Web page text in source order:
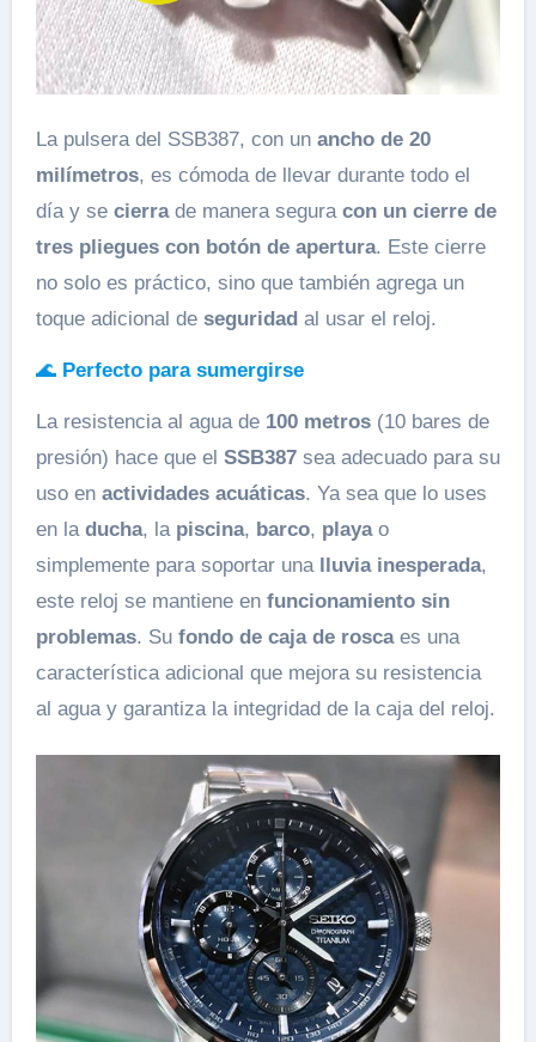
La pulsera del SSB387, con un ancho de 20
milímetros, es cómoda de llevar durante todo el
día y se cierrade manera segura con un cierre de
tres pliegues con botón de apertura. Este cierre
no solo es práctico, sino que también agrega un
toque adicional de seguridadal usar el reloj.
🌊 Perfecto para sumergirse
La resistencia al agua de 100 metros(10 bares de
presión) hace que el SSB387sea adecuado para su
uso en actividades acuáticas. Ya sea que lo uses
en la ducha, la piscina, barco, playao
simplemente para soportar una lluvia inesperada,
este reloj se mantiene en funcionamiento sin
problemas. Su fondo de caja de roscaes una
característica adicional que mejora su resistencia
al agua y garantiza la integridad de la caja del reloj.